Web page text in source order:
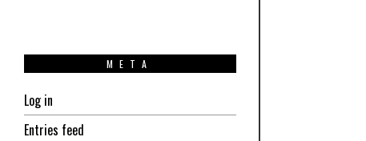
META
Log in
Entries feed